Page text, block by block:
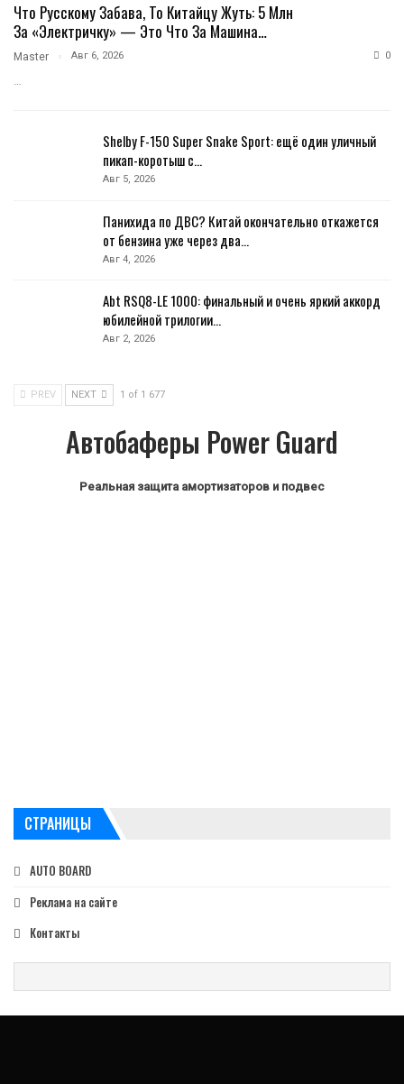
Что Русскому Забава, То Китайцу Жуть: 5 Млн
За «электричку» — Это Что За Машина…
Master Авг 6, 2026 0
…
Shelby F-150 Super Snake Sport: ещё один уличный
пикап-коротыш с…
Авг 5, 2026
Панихида по ДВС? Китай окончательно откажется
от бензина уже через два…
Авг 4, 2026
Abt RSQ8-LE 1000: финальный и очень яркий аккорд
юбилейной трилогии…
Авг 2, 2026
PREV NEXT 1 of 1 677
Автобаферы Power Guard
Реальная защита амортизаторов и подвес
СТРАНИЦЫ
AUTO BOARD
Реклама на сайте
Контакты